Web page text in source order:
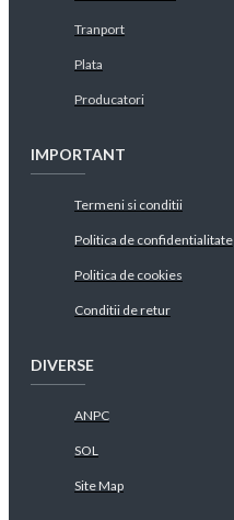
Tranport
Plata
Producatori
IMPORTANT
Termeni si conditii
Politica de confidentialitate
Politica de cookies
Conditii de retur
DIVERSE
ANPC
SOL
Site Map